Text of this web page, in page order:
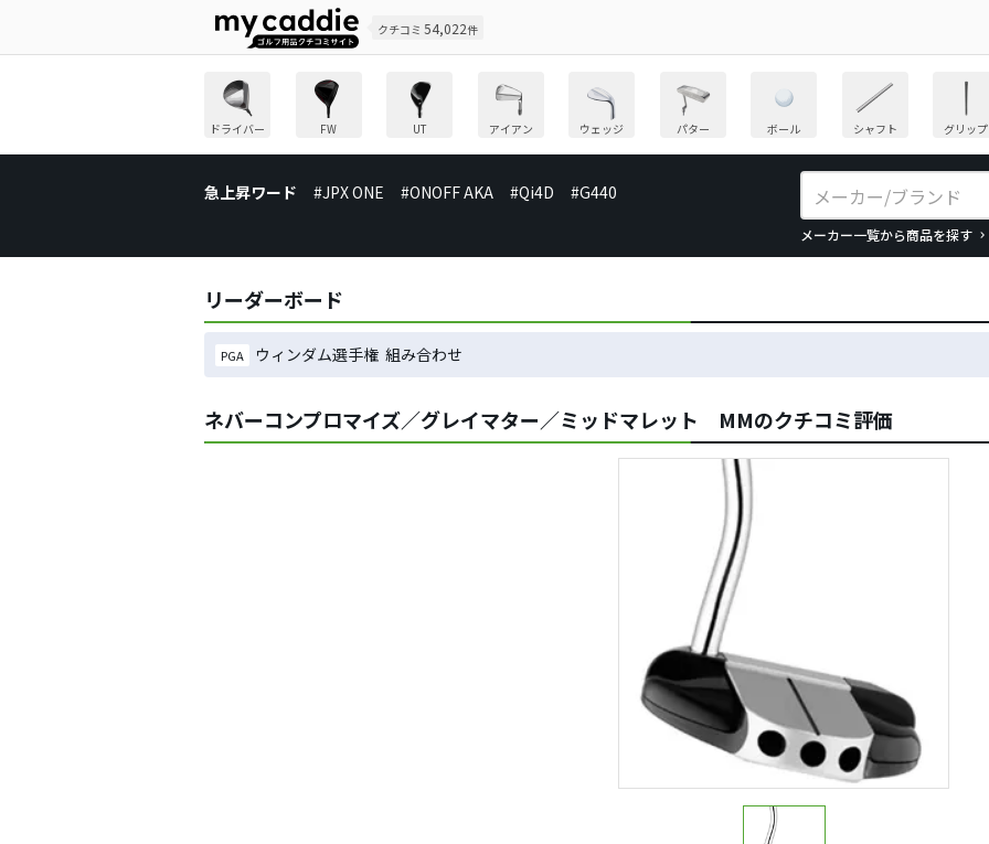
クチコミ 54,022件
ドライバー FW UT アイアン ウェッジ パター ボール シャフト グリップ
急上昇ワード #JPX ONE #ONOFF AKA #Qi4D #G440
メーカー一覧から商品を探す
リーダーボード
PGA ウィンダム選手権 組み合わせ
ネバーコンプロマイズ／グレイマター／ミッドマレット MMのクチコミ評価